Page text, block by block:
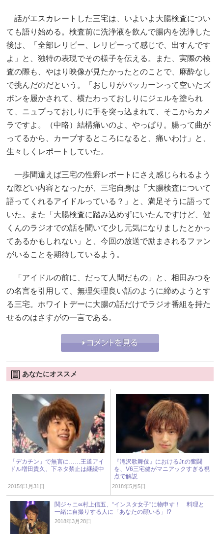
話がエスカレートした三宅は、いよいよ大腸検査につい
ても語り始める。検査前に洗浄液を飲んで腸内を洗浄した
後は、「全部レリピー、レリピーって感じで、出すんです
よ」と、独特の表現でその様子を伝える。また、実際の検
査の際も、やはり映像が見たかったとのことで、麻酔なし
で挑んだのだという。「おしりがパッカーンって空いたズ
ボンを履かされて、横たわっておしりにジェルを塗られ
て、ニュプっておしりに手を突っ込まれて、そこからカメ
ラですよ。（中略）結構痛いのよ、やっぱり。腸って曲が
ってるから、カーブするところになると、痛いわけ」と、
生々しくレポートしていた。
一歩間違えば三宅の性癖レポートにさえ感じられるよう
な際どい内容となったが、三宅自身は「大腸検査について
語ってくれるアイドルっている？」と、満足そうに語って
いた。また「大腸検査に踏み込めずにいたんですけど、健
くんのラジオでの話を聞いて少し元気になりましたとかっ
てあるかもしれない」と、今回の放送で励まされるファン
がいることを期待しているよう。
「アイドルの前に、だって人間だもの」と、相田みつを
の名言を引用して、無理矢理良い話のように締めようとす
る三宅。ホワイトデーに大腸の話だけでラジオ番組を持た
せるのはさすがの一言である。
あなたにオススメ
「デカチン」で無言に……王道アイ
ドル増田貴久、下ネタ禁止は継続中
2015年1月31日
『滝沢歌舞伎』におけるJr.の奮闘
を、V6三宅健がマニアックすぎる視
点で解説
2018年5月5日
関ジャニ∞村上信五、“インスタ女子”に物申す！ 料理と
一緒に自撮りする人に「あなたの顔いる」!?
2018年3月28日